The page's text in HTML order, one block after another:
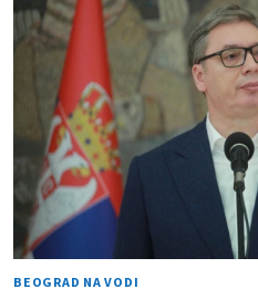
BEOGRAD NA VODI